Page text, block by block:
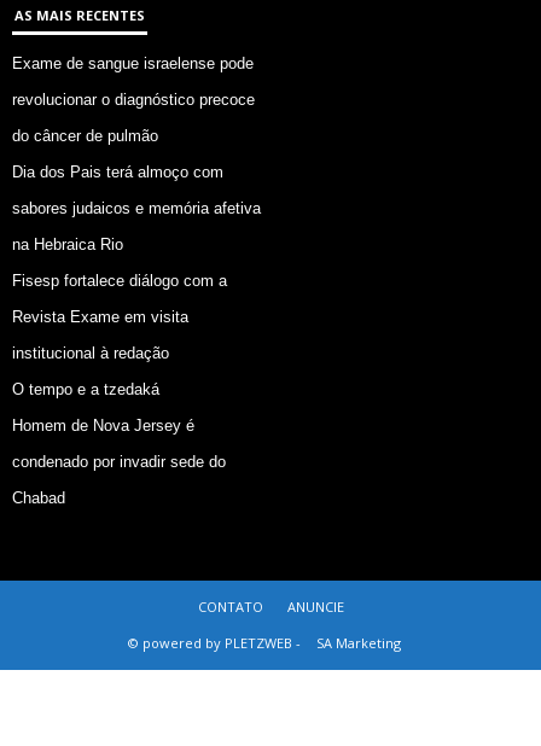
AS MAIS RECENTES
Exame de sangue israelense pode
revolucionar o diagnóstico precoce
do câncer de pulmão
Dia dos Pais terá almoço com
sabores judaicos e memória afetiva
na Hebraica Rio
Fisesp fortalece diálogo com a
Revista Exame em visita
institucional à redação
O tempo e a tzedaká
Homem de Nova Jersey é
condenado por invadir sede do
Chabad
CONTATO
ANUNCIE
© powered by PLETZWEB -
SA Marketing